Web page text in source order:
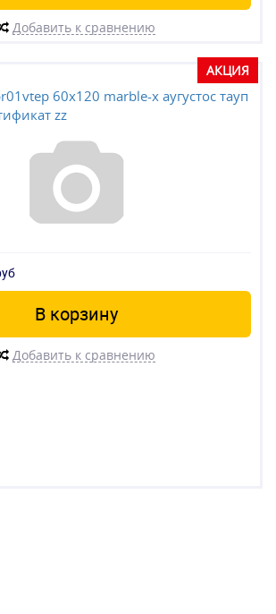
Добавить к сравнению
АКЦИЯ
60х120 marble-x аугустос тауп
zz
В корзину
Добавить к сравнению